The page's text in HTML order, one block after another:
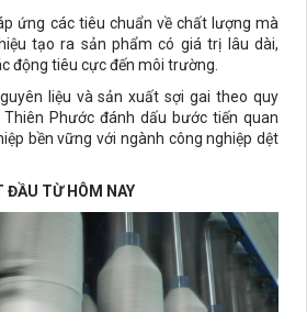
ứng các tiêu chuẩn về chất lượng mà
tạo ra sản phẩm có giá trị lâu dài,
động tiêu cực đến môi trường.
liệu và sản xuất sợi gai theo quy
Phước đánh dấu bước tiến quan
bền vững với ngành công nghiệp dệt
ĐẦU TỪ HÔM NAY